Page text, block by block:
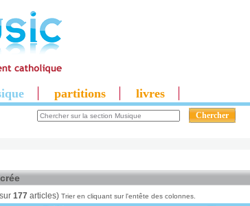
partitions livres
177 articles) Trier en cliquant sur l'entête des colonnes.